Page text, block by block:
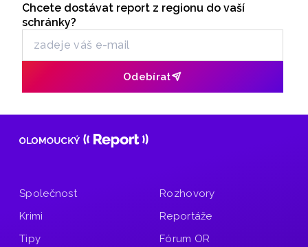
koncerty Večerní pohody budou zdarma. Více o akcích
sdělila v podcastu Radia Metropole Tomáše Gottwalda
referentka oddělení organizace společenských akcí
města Olomouce Anna Šmídková.
Odběr newsletteru
Chcete dostávat report z regionu do vaší
schránky?
Odebírat
Společnost
Krimi
Tipy
Rozhovory
Reportáže
Fórum OR